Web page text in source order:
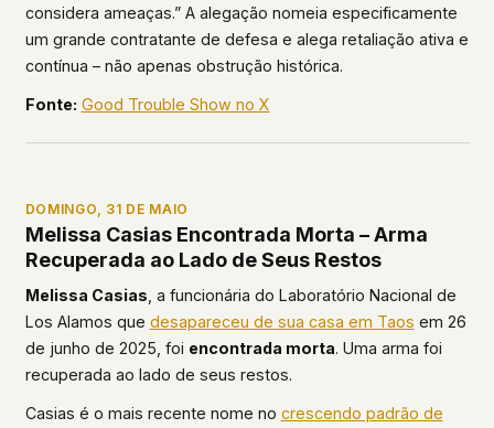
considera ameaças.” A alegação nomeia especificamente
um grande contratante de defesa e alega retaliação ativa e
contínua – não apenas obstrução histórica.
Fonte: Good Trouble Show no X
DOMINGO, 31 DE MAIO
Melissa Casias Encontrada Morta – Arma
Recuperada ao Lado de Seus Restos
Melissa Casias , a funcionária do Laboratório Nacional de
Los Alamos que desapareceu de sua casa em Taos em 26
de junho de 2025, foi encontrada morta. Uma arma foi
recuperada ao lado de seus restos.
Casias é o mais recente nome no crescendo padrão de